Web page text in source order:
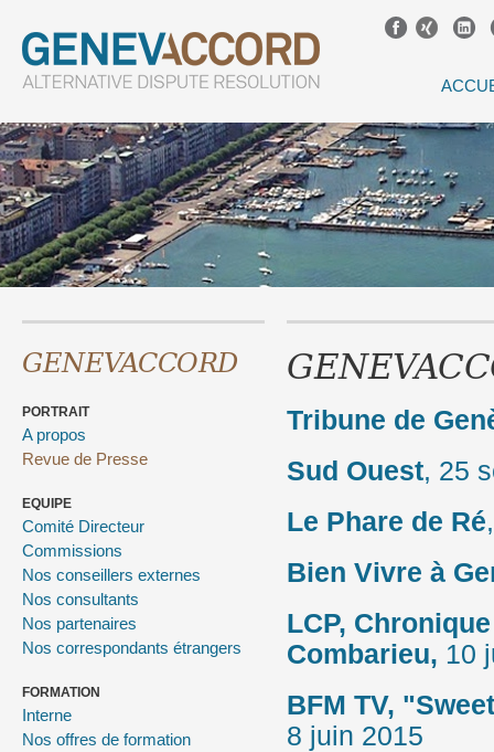
GENEVACCORD
PORTRAIT
A propos
Revue de Presse
EQUIPE
Comité Directeur
Commissions
Nos conseillers externes
Nos consultants
Nos partenaires
Nos correspondants étrangers
FORMATION
Interne
Nos offres de formation
Tribune de
Sud Ouest, 25
Le Phare de Ré
Bien Vivre à
LCP,
Combarieu, 10
BFM TV,
8 juin 2015